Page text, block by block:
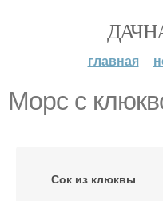
главная
Морс с
Сок из клюквы